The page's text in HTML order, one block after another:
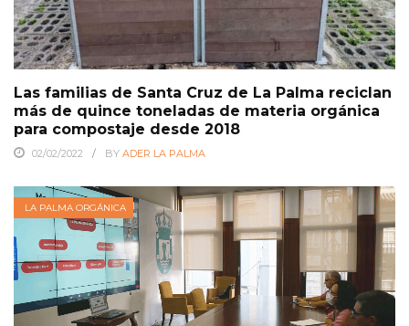
Las familias de Santa Cruz de La Palma reciclan
más de quince toneladas de materia orgánica
para compostaje desde 2018
02/02/2022 BY ADER LA PALMA
LA PALMA ORGÁNICA